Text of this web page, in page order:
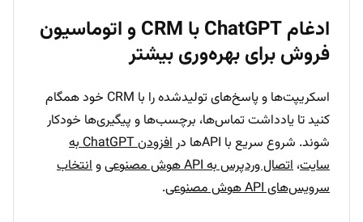
ادغام ChatGPT با CRM و اتوماسیون
فروش برای بهره‌وری بیشتر
اسکریپت‌ها و پاسخ‌های تولیدشده را با CRM خود همگام
کنید تا یادداشت تماس‌ها، برچسب‌ها و پیگیری‌ها خودکار
شوند. شروع سریع با APIها در
افزودن ChatGPT به
سایت، اتصال وردپرس به API هوش مصنوعی وانتخاب
سرویس‌های API هوش مصنوعی
.